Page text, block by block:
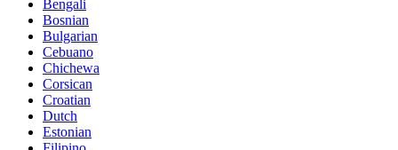
Bengali
Bosnian
Bulgarian
Cebuano
Chichewa
Corsican
Croatian
Dutch
Estonian